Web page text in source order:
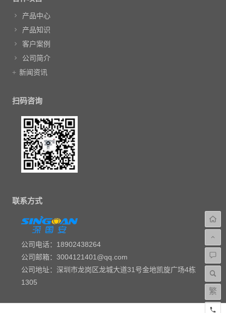
产品中心
产品知识
客户案例
公司简介
新闻资讯
扫码咨询
联系方式
公司电话：18902438264
公司邮箱：3004121401@qq.com
公司地址：深圳市龙岗区龙城大道31号金地凯旋广场4栋
1305
繁